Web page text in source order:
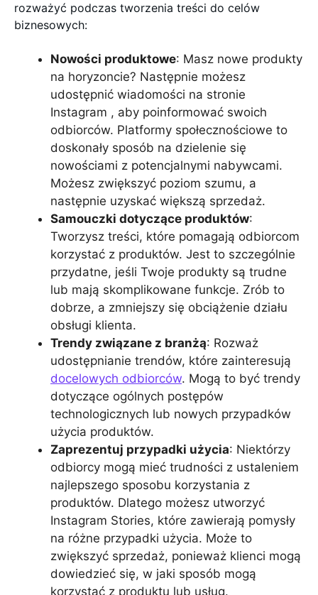
rozważyć podczas tworzenia treści do celów
biznesowych:
Nowości produktowe: Masz nowe produkty
na horyzoncie? Następnie możesz
udostępnić wiadomości na stronie
Instagram , aby poinformować swoich
odbiorców. Platformy społecznościowe to
doskonały sposób na dzielenie się
nowościami z potencjalnymi nabywcami.
Możesz zwiększyć poziom szumu, a
następnie uzyskać większą sprzedaż.
Samouczki dotyczące produktów:
Tworzysz treści, które pomagają odbiorcom
korzystać z produktów. Jest to szczególnie
przydatne, jeśli Twoje produkty są trudne
lub mają skomplikowane funkcje. Zrób to
dobrze, a zmniejszy się obciążenie działu
obsługi klienta.
Trendy związane z branżą: Rozważ
udostępnianie trendów, które zainteresują
docelowych odbiorców. Mogą to być trendy
dotyczące ogólnych postępów
technologicznych lub nowych przypadków
użycia produktów.
Zaprezentuj przypadki użycia: Niektórzy
odbiorcy mogą mieć trudności z ustaleniem
najlepszego sposobu korzystania z
produktów. Dlatego możesz utworzyć
Instagram Stories, które zawierają pomysły
na różne przypadki użycia. Może to
zwiększyć sprzedaż, ponieważ klienci mogą
dowiedzieć się, w jaki sposób mogą
korzystać z produktu lub usług.